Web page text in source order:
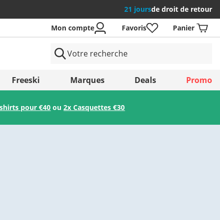
21 joursde droit de retour
Enregistrer
Mon compte Favoris Panier
Freeski Marques Deals Promo
pour €40 ou2x Casquettes €30